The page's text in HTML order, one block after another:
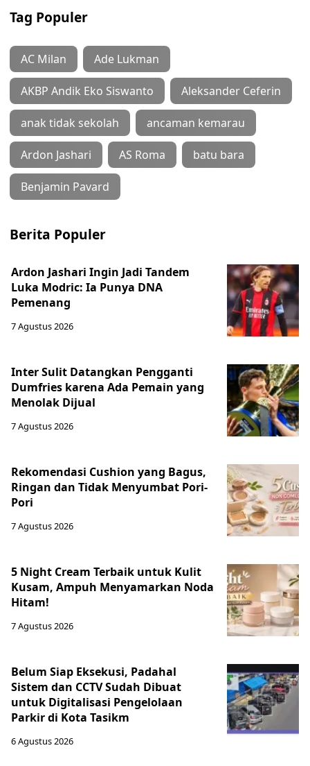
Tag Populer
AC Milan Ade Lukman
AKBP Andik Eko Siswanto Aleksander Ceferin
anak tidak sekolah ancaman kemarau
Ardon Jashari AS Roma batu bara
Benjamin Pavard
Berita Populer
Ardon Jashari Ingin Jadi Tandem
Luka Modric: Ia Punya DNA
Pemenang
7 Agustus 2026
Inter Sulit Datangkan Pengganti
Dumfries karena Ada Pemain yang
Menolak Dijual
7 Agustus 2026
Rekomendasi Cushion yang Bagus,
Ringan dan Tidak Menyumbat Pori-
Pori
7 Agustus 2026
5 Night Cream Terbaik untuk Kulit
Kusam, Ampuh Menyamarkan Noda
Hitam!
7 Agustus 2026
Belum Siap Eksekusi, Padahal
Sistem dan CCTV Sudah Dibuat
untuk Digitalisasi Pengelolaan
Parkir di Kota Tasikm
6 Agustus 2026